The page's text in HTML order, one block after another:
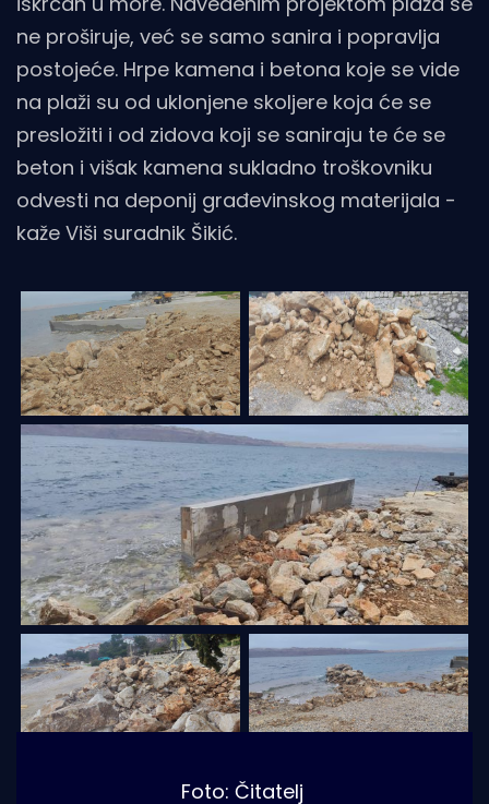
ne proširuje, već se samo sanira i popravlja
postojeće. Hrpe kamena i betona koje se vide
na plaži su od uklonjene skoljere koja će se
presložiti i od zidova koji se saniraju te će se
beton i višak kamena sukladno troškovniku
odvesti na deponij građevinskog materijala -
kaže Viši suradnik Šikić.
Foto: Čitatelj